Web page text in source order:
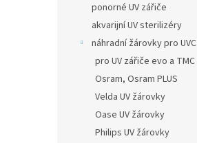
ponorné UV zářiče
akvarijní UV sterilizéry
náhradní žárovky pro UVC
pro UV zářiče evo a TMC
Osram, Osram PLUS
Velda UV žárovky
Oase UV žárovky
Philips UV žárovky